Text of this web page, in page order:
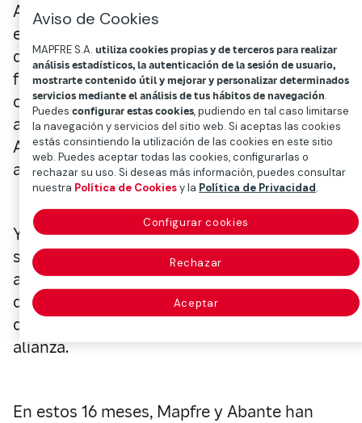
Abante y Mapfre han reforzado su alianza
estratégica para seguir avanzando en la
de la plataforma independiente de
financiero y distribución de productos más
competitiva del mercado español. El grupo
asegurador ha incrementado su participación
Abante desde el 10% hasta el 20%, mediante
ampliación de capital.
Ya en el acuerdo firmado entre ambos socios,
septiembre de 2019, se estipulaba un plazo de
años para esta posibilidad; Mapfre y Abante
decidido hacerla efectiva de forma anticipada
debido, precisamente, a la buena marcha de la
alianza.
En estos 16 meses, Mapfre y Abante han
Aviso de Cookies
MAPFRE S.A.utiliza cookies propias y de terceros para realizar
análisis estadísticos, la autenticación de la sesión de usuario,
mostrarte contenido útil y mejorar y personalizar determinados
servicios mediante el análisis de tus hábitos de navegación.
Puedesconfigurar estas cookies, pudiendo en tal caso limitarse
la navegación y servicios del sitio web. Si aceptas las cookies
estás consintiendo la utilización de las cookies en este sitio
web. Puedes aceptar todas las cookies, configurarlas o
rechazar su uso. Si deseas más información, puedes consultar
nuestra Política de Cookiesy la Política de Privacidad.
Configurar cookies
Rechazar
Aceptar